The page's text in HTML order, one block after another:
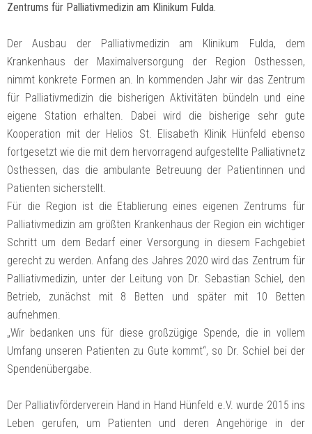
Zentrums für Palliativmedizin am Klinikum Fulda.
Der Ausbau der Palliativmedizin am Klinikum Fulda, dem
Krankenhaus der Maximalversorgung der Region Osthessen,
nimmt konkrete Formen an. In kommenden Jahr wir das Zentrum
für Palliativmedizin die bisherigen Aktivitäten bündeln und eine
eigene Station erhalten. Dabei wird die bisherige sehr gute
Kooperation mit der Helios St. Elisabeth Klinik Hünfeld ebenso
fortgesetzt wie die mit dem hervorragend aufgestellte Palliativnetz
Osthessen, das die ambulante Betreuung der Patientinnen und
Patienten sicherstellt.
Für die Region ist die Etablierung eines eigenen Zentrums für
Palliativmedizin am größten Krankenhaus der Region ein wichtiger
Schritt um dem Bedarf einer Versorgung in diesem Fachgebiet
gerecht zu werden. Anfang des Jahres 2020 wird das Zentrum für
Palliativmedizin, unter der Leitung von Dr. Sebastian Schiel, den
Betrieb, zunächst mit 8 Betten und später mit 10 Betten
aufnehmen.
„Wir bedanken uns für diese großzügige Spende, die in vollem
Umfang unseren Patienten zu Gute kommt“, so Dr. Schiel bei der
Spendenübergabe.
Der Palliativförderverein Hand in Hand Hünfeld e.V. wurde 2015 ins
Leben gerufen, um Patienten und deren Angehörige in der